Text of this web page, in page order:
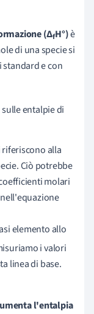
(∆fH°)è
di una specie si
e con
entalpie di
riferiscono alla
Ciò potrebbe
molari
elemento allo
i valori
linea di base.
l'entalpia